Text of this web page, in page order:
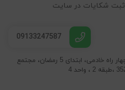
ثبت شکایات در سایت
09133247587
نشانی: اصفهان خیابان فروغی، چهار راه خادمی، ابتدای 5 رمضان، مجتمع